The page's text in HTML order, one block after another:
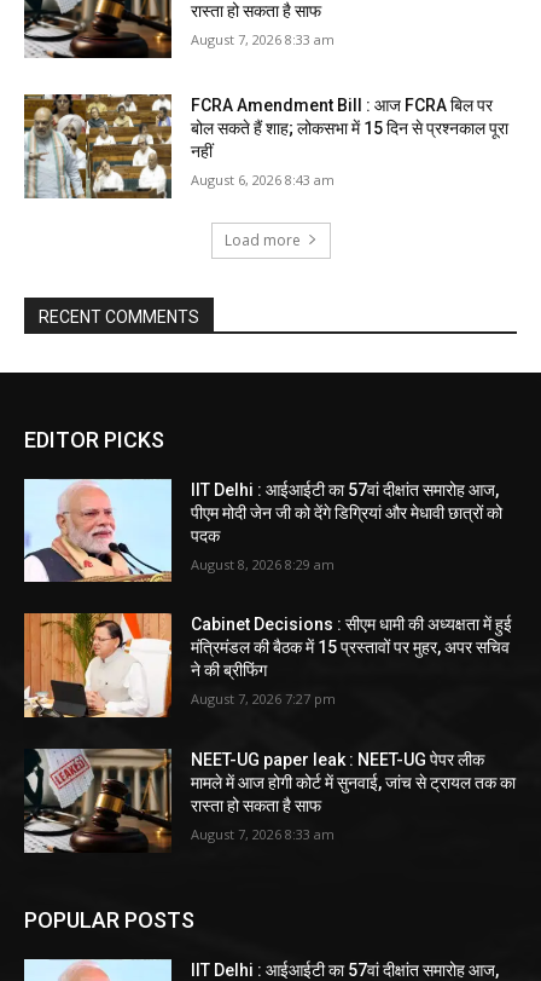
रास्ता हो सकता है साफ
August 7, 2026 8:33 am
FCRA Amendment Bill : आज FCRA बिल पर
बोल सकते हैं शाह; लोकसभा में 15 दिन से प्रश्नकाल पूरा
नहीं
August 6, 2026 8:43 am
Load more
RECENT COMMENTS
EDITOR PICKS
IIT Delhi : आईआईटी का 57वां दीक्षांत समारोह आज,
पीएम मोदी जेन जी को देंगे डिग्रियां और मेधावी छात्रों को
पदक
August 8, 2026 8:29 am
Cabinet Decisions : सीएम धामी की अध्यक्षता में हुई
मंत्रिमंडल की बैठक में 15 प्रस्तावों पर मुहर, अपर सचिव
ने की ब्रीफिंग
August 7, 2026 7:27 pm
NEET-UG paper leak : NEET-UG पेपर लीक
मामले में आज होगी कोर्ट में सुनवाई, जांच से ट्रायल तक का
रास्ता हो सकता है साफ
August 7, 2026 8:33 am
POPULAR POSTS
IIT Delhi : आईआईटी का 57वां दीक्षांत समारोह आज,